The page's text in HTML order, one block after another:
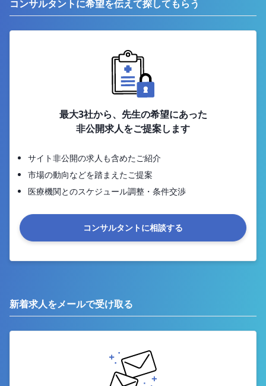
コンサルタントに希望を伝えて探してもらう
最大3社から、先生の希望にあった
非公開求人をご提案します
サイト非公開の求人も含めたご紹介
市場の動向などを踏まえたご提案
医療機関とのスケジュール調整・条件交渉
コンサルタントに相談する
新着求人をメールで受け取る